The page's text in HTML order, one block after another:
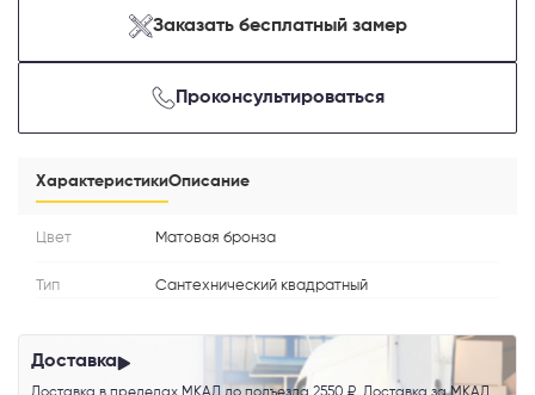
Заказать бесплатный замер
Проконсультироваться
ХарактеристикиОписание
Цвет Матовая бронза
Тип Сантехнический квадратный
Доставка
Перезвонить